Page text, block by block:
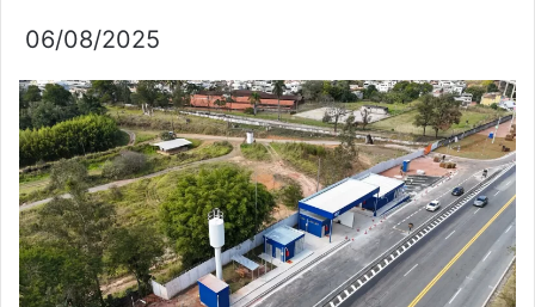
06/08/2025